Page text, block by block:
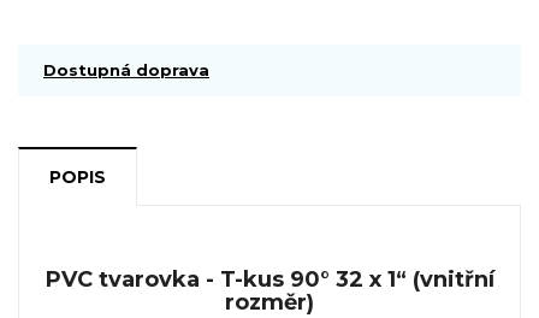
Dostupná doprava
POPIS
PVC tvarovka - T-kus 90° 32 x 1“ (vnitřní
rozměr)